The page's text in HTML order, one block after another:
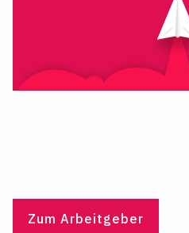
Zum Arbeitgeber